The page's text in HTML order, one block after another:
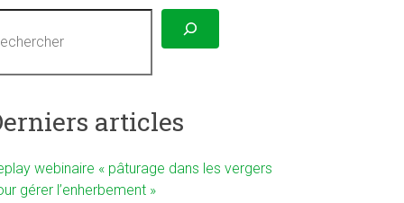
articles
webinaire « pâturage dans les vergers
gérer l’enherbement »